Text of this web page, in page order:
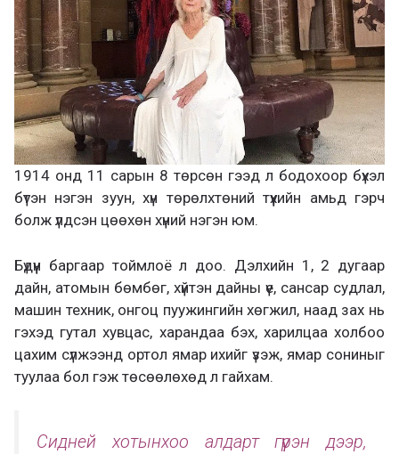
1914 онд 11 сарын 8 төрсөн гээд л бодохоор бүхэл
бүтэн нэгэн зуун, хүн төрөлхтөний түүхийн амьд гэрч
болж үлдсэн цөөхөн хүний нэгэн юм.
Бүдүүн баргаар тоймлоё л доо. Дэлхийн 1, 2 дугаар
дайн, атомын бөмбөг, хүйтэн дайны үе, сансар судлал,
машин техник, онгоц пуужингийн хөгжил, наад зах нь
гэхэд гутал хувцас, харандаа бэх, харилцаа холбоо
цахим сүлжээнд ортол ямар ихийг үзэж, ямар сониныг
туулаа бол гэж төсөөлөхөд л гайхам.
Сидней хотынхоо алдарт гүүрэн дээр,